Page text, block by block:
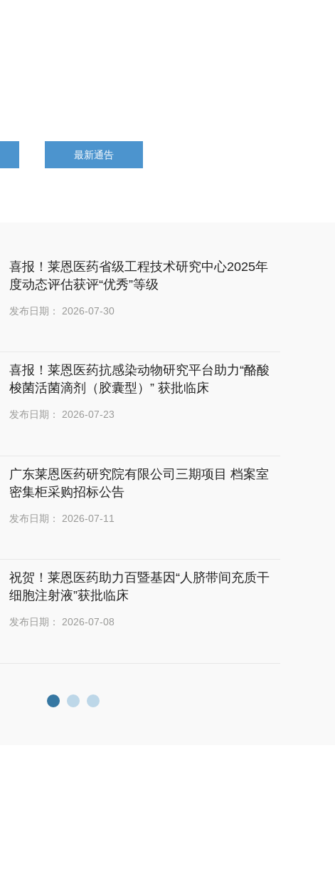
最新通告
喜报！莱恩医药省级工程技术研究中心2025年
度动态评估获评“优秀”等级
发布日期： 2026-07-30
喜报！莱恩医药抗感染动物研究平台助力“酪酸
梭菌活菌滴剂（胶囊型）” 获批临床
发布日期： 2026-07-23
广东莱恩医药研究院有限公司三期项目 档案室
密集柜采购招标公告
发布日期： 2026-07-11
祝贺！莱恩医药助力百暨基因“人脐带间充质干
细胞注射液”获批临床
发布日期： 2026-07-08